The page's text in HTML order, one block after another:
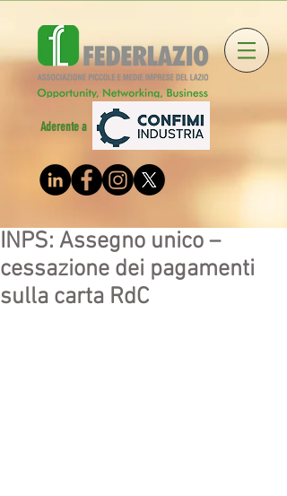
Aderente a
INPS: Assegno unico –
cessazione dei pagamenti
sulla carta RdC